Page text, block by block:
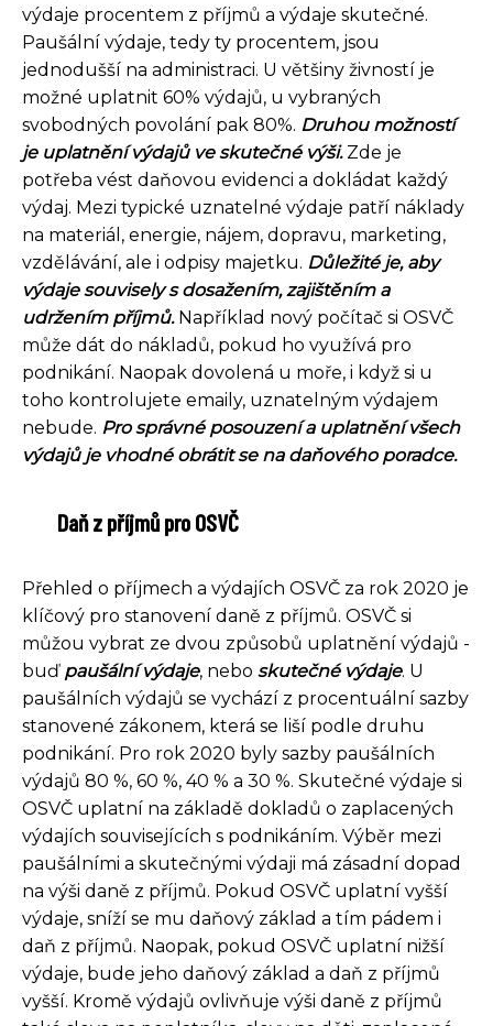
výdaje procentem z příjmů a výdaje skutečné.
Paušální výdaje, tedy ty procentem, jsou
jednodušší na administraci. U většiny živností je
možné uplatnit 60% výdajů, u vybraných
svobodných povolání pak 80%. Druhou možností
je uplatnění výdajů ve skutečné výši.Zde je
potřeba vést daňovou evidenci a dokládat každý
výdaj. Mezi typické uznatelné výdaje patří náklady
na materiál, energie, nájem, dopravu, marketing,
vzdělávání, ale i odpisy majetku. Důležité je, aby
výdaje souvisely s dosažením, zajištěním a
udržením příjmů.Například nový počítač si OSVČ
může dát do nákladů, pokud ho využívá pro
podnikání. Naopak dovolená u moře, i když si u
toho kontrolujete emaily, uznatelným výdajem
nebude. Pro správné posouzení a uplatnění všech
výdajů je vhodné obrátit se na daňového poradce.
Daň z příjmů pro OSVČ
Přehled o příjmech a výdajích OSVČ za rok 2020 je
klíčový pro stanovení daně z příjmů. OSVČ si
můžou vybrat ze dvou způsobů uplatnění výdajů -
buď paušální výdaje, nebo skutečné výdaje. U
paušálních výdajů se vychází z procentuální sazby
stanovené zákonem, která se liší podle druhu
podnikání. Pro rok 2020 byly sazby paušálních
výdajů 80 %, 60 %, 40 % a 30 %. Skutečné výdaje si
OSVČ uplatní na základě dokladů o zaplacených
výdajích souvisejících s podnikáním. Výběr mezi
paušálními a skutečnými výdaji má zásadní dopad
na výši daně z příjmů. Pokud OSVČ uplatní vyšší
výdaje, sníží se mu daňový základ a tím pádem i
daň z příjmů. Naopak, pokud OSVČ uplatní nižší
výdaje, bude jeho daňový základ a daň z příjmů
vyšší. Kromě výdajů ovlivňuje výši daně z příjmů